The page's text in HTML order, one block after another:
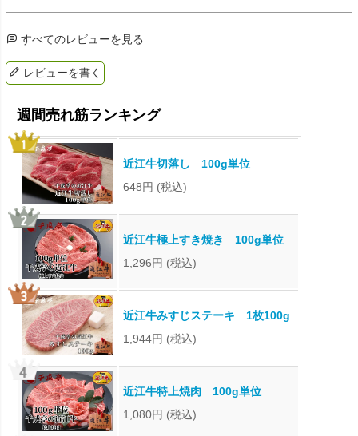
すべてのレビューを見る
レビューを書く
近江牛切落し 100g単位
648円 (税込)
近江牛極上すき焼き 100g単位
1,296円 (税込)
近江牛みすじステーキ 1枚100g
1,944円 (税込)
近江牛特上焼肉 100g単位
1,080円 (税込)